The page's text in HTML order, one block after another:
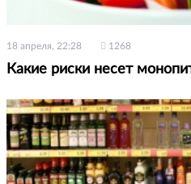
18 апреля, 22:28 1268
Какие риски несет